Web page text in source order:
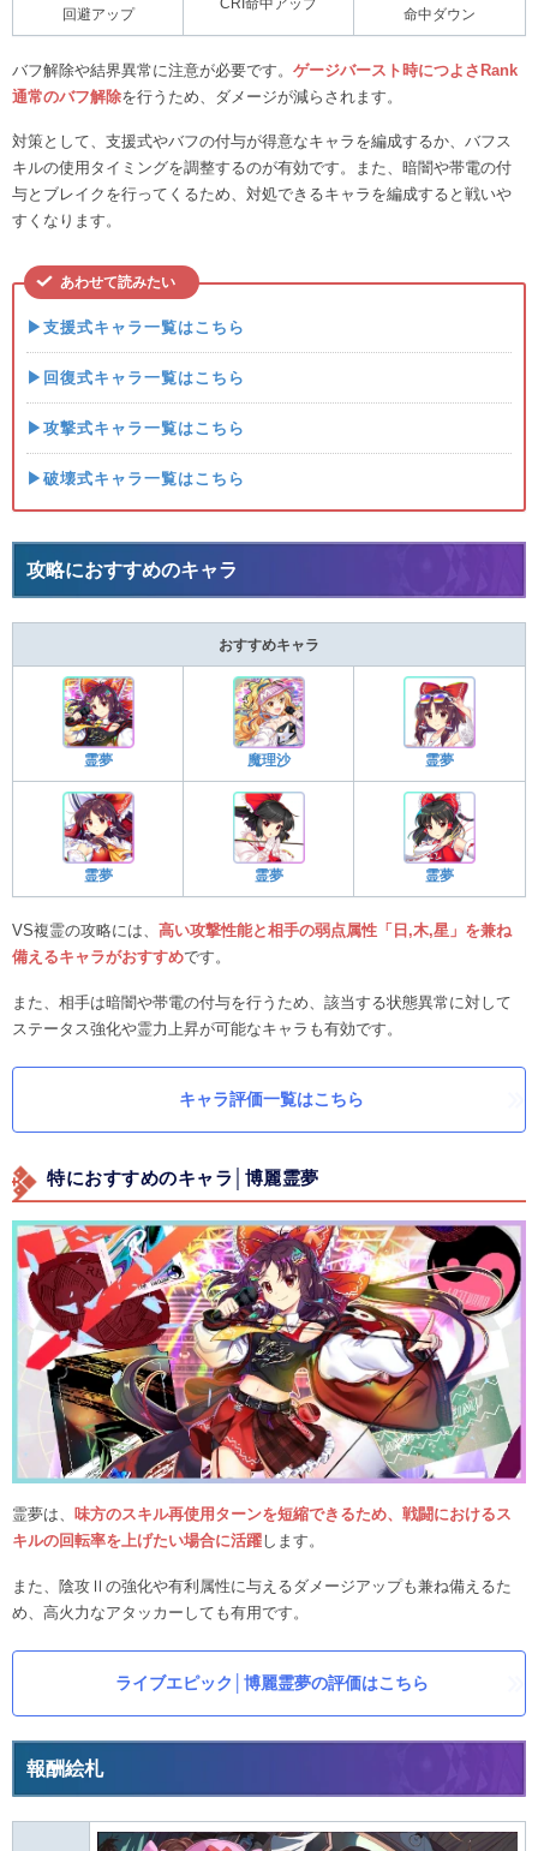
回避アップ
CRI命中アップ
命中ダウン
バフ解除や結界異常に注意が必要です。 ゲージバースト時につよさRank
通常のバフ解除を行うため、ダメージが減らされます。
対策として、支援式やバフの付与が得意なキャラを編成するか、バフス
キルの使用タイミングを調整するのが有効です。また、暗闇や帯電の付
与とブレイクを行ってくるため、対処できるキャラを編成すると戦いや
すくなります。
あわせて読みたい
▶支援式キャラ一覧はこちら
▶回復式キャラ一覧はこちら
▶攻撃式キャラ一覧はこちら
▶破壊式キャラ一覧はこちら
攻略におすすめのキャラ
おすすめキャラ
霊夢 魔理沙 霊夢
霊夢 霊夢 霊夢
VS複霊の攻略には、 高い攻撃性能と相手の弱点属性「日,木,星」を兼ね
備えるキャラがおすすめです。
また、相手は暗闇や帯電の付与を行うため、該当する状態異常に対して
ステータス強化や霊力上昇が可能なキャラも有効です。
キャラ評価一覧はこちら
特におすすめのキャラ│博麗霊夢
霊夢は、 味方のスキル再使用ターンを短縮できるため、戦闘におけるス
キルの回転率を上げたい場合に活躍します。
また、陰攻Ⅱの強化や有利属性に与えるダメージアップも兼ね備えるた
め、高火力なアタッカーしても有用です。
ライブエピック│博麗霊夢の評価はこちら
報酬絵札